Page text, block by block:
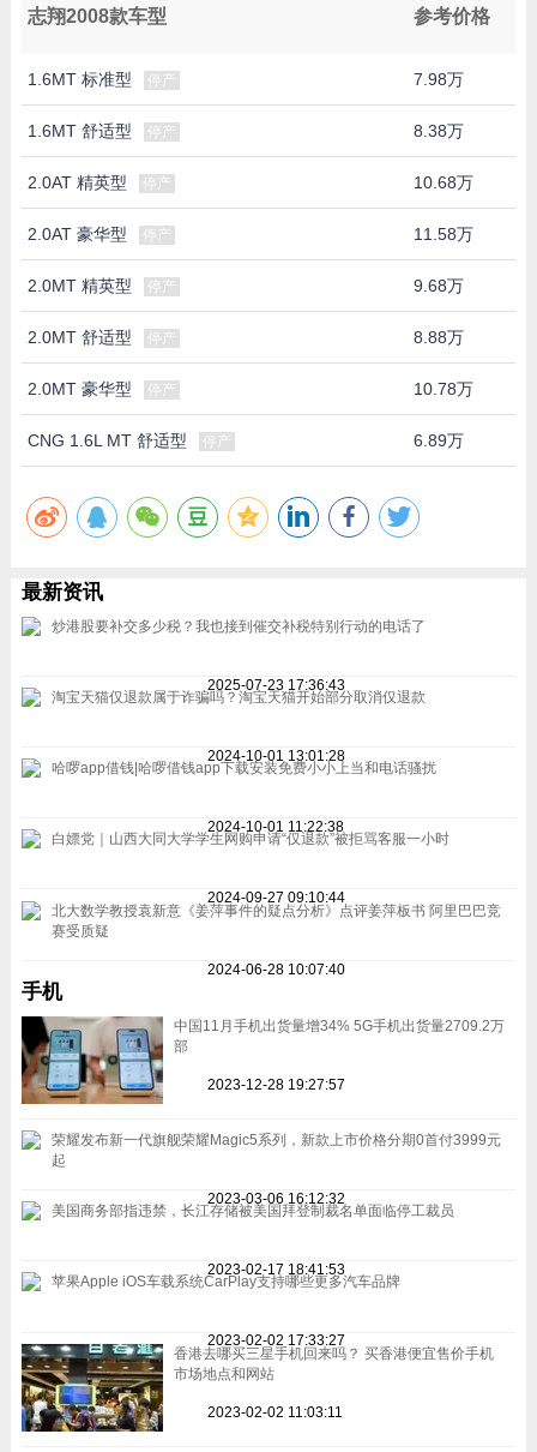
志翔2008款车型 参考价格
1.6MT 标准型 停产 7.98万
1.6MT 舒适型 停产 8.38万
2.0AT 精英型 停产 10.68万
2.0AT 豪华型 停产 11.58万
2.0MT 精英型 停产 9.68万
2.0MT 舒适型 停产 8.88万
2.0MT 豪华型 停产 10.78万
CNG 1.6L MT 舒适型 停产 6.89万
最新资讯
炒港股要补交多少税？我也接到催交补税特别行动的电话了
2025-07-23 17:36:43
淘宝天猫仅退款属于诈骗吗？淘宝天猫开始部分取消仅退款
2024-10-01 13:01:28
哈啰app借钱|哈啰借钱app下载安装免费小小上当和电话骚扰
2024-10-01 11:22:38
白嫖党｜山西大同大学学生网购申请“仅退款”被拒骂客服一小时
2024-09-27 09:10:44
北大数学教授袁新意《姜萍事件的疑点分析》点评姜萍板书 阿里巴巴竞
赛受质疑
2024-06-28 10:07:40
手机
中国11月手机出货量增34% 5G手机出货量2709.2万
部
2023-12-28 19:27:57
荣耀发布新一代旗舰荣耀Magic5系列，新款上市价格分期0首付3999元
起
2023-03-06 16:12:32
美国商务部指违禁，长江存储被美国拜登制裁名单面临停工裁员
2023-02-17 18:41:53
苹果Apple iOS车载系统CarPlay支持哪些更多汽车品牌
2023-02-02 17:33:27
香港去哪买三星手机回来吗？ 买香港便宜售价手机
市场地点和网站
2023-02-02 11:03:11